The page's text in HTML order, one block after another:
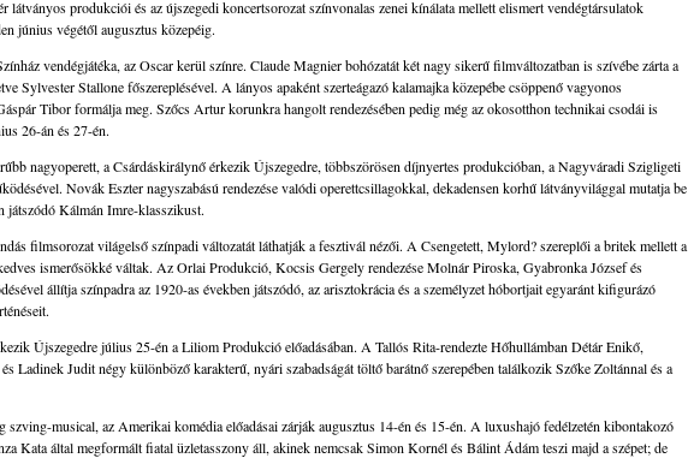
látványos produkciói és az újszegedi koncertsorozat színvonalas zenei kínálata mellett elismert vendégtársulatok
június végétől augusztus közepéig.
vendégjátéka, az Oscar kerül színre. Claude Magnier bohózatát két nagy sikerű filmváltozatban is szívébe zárta a
Sylvester Stallone főszereplésével. A lányos apaként szerteágazó kalamajka közepébe csöppenő vagyonos
Tibor formálja meg. Szőcs Artur korunkra hangolt rendezésében pedig még az okosotthon technikai csodái is
26-án és 27-én.
nagyoperett, a Csárdáskirálynő érkezik Újszegedre, többszörösen díjnyertes produkcióban, a Nagyváradi Szigligeti
Novák Eszter nagyszabású rendezése valódi operettcsillagokkal, dekadensen korhű látványvilággal mutatja be
játszódó Kálmán Imre-klasszikust.
filmsorozat világelső színpadi változatát láthatják a fesztivál nézői. A Csengetett, Mylord? szereplői a britek mellett a
ismerősökké váltak. Az Orlai Produkció, Kocsis Gergely rendezése Molnár Piroska, Gyabronka József és
állítja színpadra az 1920-as években játszódó, az arisztokrácia és a személyzet hóbortjait egyaránt kifigurázó
Újszegedre július 25-én a Liliom Produkció előadásában. A Tallós Rita-rendezte Hőhullámban Détár Enikő,
Ladinek Judit négy különböző karakterű, nyári szabadságát töltő barátnő szerepében találkozik Szőke Zoltánnal és a
szving-musical, az Amerikai komédia előadásai zárják augusztus 14-én és 15-én. A luxushajó fedélzetén kibontakozó
Kata által megformált fiatal üzletasszony áll, akinek nemcsak Simon Kornél és Bálint Ádám teszi majd a szépet; de